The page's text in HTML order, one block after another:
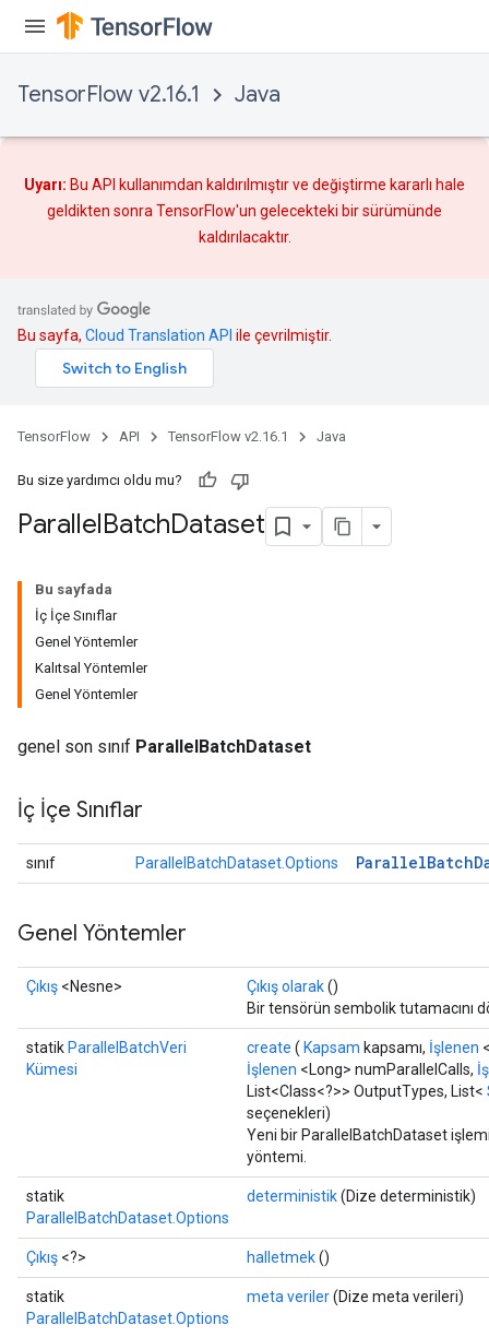
TensorFlow v2.16.1 Java
Uyarı: Bu API kullanımdan kaldırılmıştır ve değiştirme kararlı hale
geldikten sonra TensorFlow'un gelecekteki bir sürümünde
kaldırılacaktır.
Bu sayfa, Cloud Translation API ile çevrilmiştir.
TensorFlow API TensorFlow v2.16.1 Java
Bu size yardımcı oldu mu?
ParallelBatchDataset
Bu sayfada
İç İçe Sınıflar
Genel Yöntemler
Kalıtsal Yöntemler
Genel Yöntemler
genel son sınıf ParallelBatchDataset
İç İçe Sınıflar
sınıf ParallelBatchDataset.Options ParallelBatch
Genel Yöntemler
Çıkış <Nesne> Çıkış olarak()
Bir tensörün sembolik tutamacını
statik ParallelBatchVeri
Kümesi
create ( Kapsam kapsamı, İşlenen
İşlenen <Long> numParallelCalls,
List<Class<?>> OutputTypes, List<
seçenekleri)
Yeni bir ParallelBatchDataset
yöntemi.
statik
ParallelBatchDataset.Options
deterministik(Dize deterministik)
Çıkış <?> halletmek()
statik
ParallelBatchDataset.Options
meta veriler(Dize meta verileri)